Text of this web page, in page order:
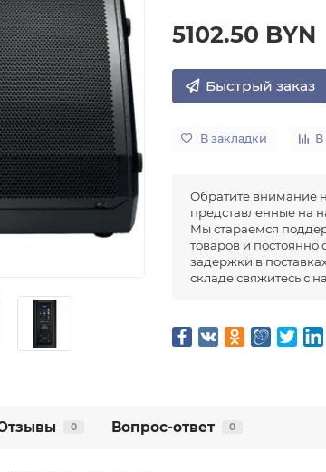
5102.50 BYN
Быстрый заказ
В закладки В
Обратите внимание
представленные на
Мы стараемся
товаров и постоянно
задержки в
складе свяжитесь с
0 Вопрос-ответ 0